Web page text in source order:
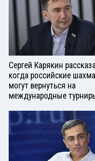
Сергей Карякин
когда российские
могут вернуться на
международные